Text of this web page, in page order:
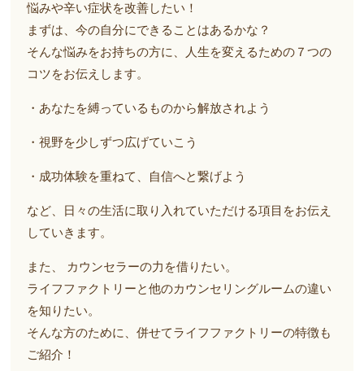
悩みや辛い症状を改善したい！
まずは、今の自分にできることはあるかな？
そんな悩みをお持ちの方に、人生を変えるための７つの
コツをお伝えします。
・あなたを縛っているものから解放されよう
・視野を少しずつ広げていこう
・成功体験を重ねて、自信へと繋げよう
など、日々の生活に取り入れていただける項目をお伝え
していきます。
また、 カウンセラーの力を借りたい。
ライフファクトリーと他のカウンセリングルームの違い
を知りたい。
そんな方のために、併せてライフファクトリーの特徴も
ご紹介！